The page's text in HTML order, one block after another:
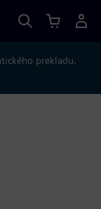
prekladu.